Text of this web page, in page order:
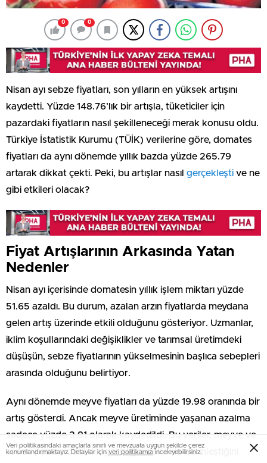
0 0
Nisan ayı sebze fiyatları, son yılların en yüksek artışını
kaydetti. Yüzde 148.76’lık bir artışla, tüketiciler için
pazardaki fiyatların nasıl şekilleneceği merak konusu oldu.
Türkiye İstatistik Kurumu (TÜİK) verilerine göre, domates
fiyatları da aynı dönemde yıllık bazda yüzde 265.79
artarak dikkat çekti. Peki, bu artışlar nasıl gerçekleşti ve ne
gibi etkileri olacak?
Fiyat Artışlarının Arkasında Yatan
Nedenler
Nisan ayı içerisinde domatesin yıllık işlem miktarı yüzde
51.65 azaldı. Bu durum, azalan arzın fiyatlarda meydana
gelen artış üzerinde etkili olduğunu gösteriyor. Uzmanlar,
iklim koşullarındaki değişiklikler ve tarımsal üretimdeki
düşüşün, sebze fiyatlarının yükselmesinin başlıca sebepleri
arasında olduğunu belirtiyor.
Aynı dönemde meyve fiyatları da yüzde 19.98 oranında bir
artış gösterdi. Ancak meyve üretiminde yaşanan azalma
sadece yüzde 3.81 olarak kaydedildi. Bu veriler, meyve ve
sebze pazarındaki dengesizliğin daha da derinleştiğini
Veri politikasındaki amaçlarla sınırlı ve mevzuata uygun şekilde çerez
konumlandırmaktayız. Detaylar için veri politikamızı inceleyebilirsiniz.